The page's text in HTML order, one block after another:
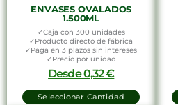
ENVASES OVALADOS
1.500ML
✓Caja con 300 unidades
✓Producto directo de fábrica
✓Paga en 3 plazos sin intereses
✓Precio por unidad
Desde0,32€
Seleccionar Cantidad